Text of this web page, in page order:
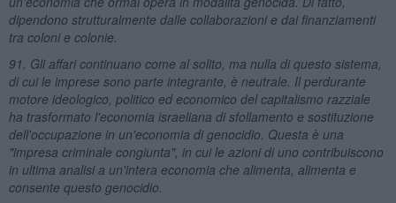
dipendono strutturalmente dalle collaborazioni e dai finanziamenti
tra coloni e colonie.
91. Gli affari continuano come al solito, ma nulla di questo sistema,
di cui le imprese sono parte integrante, è neutrale. Il perdurante
motore ideologico, politico ed economico del capitalismo razziale
ha trasformato l'economia israeliana di sfollamento e sostituzione
dell'occupazione in un'economia di genocidio. Questa è una
"impresa criminale congiunta", in cui le azioni di uno contribuiscono
in ultima analisi a un'intera economia che alimenta, alimenta e
consente questo genocidio.